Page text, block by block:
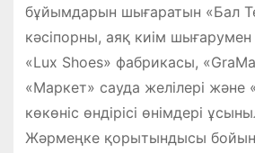
бұйымдарын шығаратын «Бал
кәсіпорны, аяқ киім
«Lux Shoes» фабрикасы,
«Маркет» сауда желілері және
көкөніс өндірісі өнімдері
Жәрмеңке қорытындысы